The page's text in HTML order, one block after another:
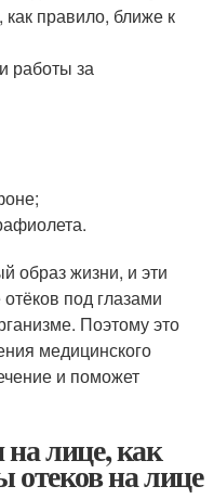
правило, ближе к
работы за
образ жизни, и эти
под глазами
Поэтому это
медицинского
и поможет
лице, как
на лице